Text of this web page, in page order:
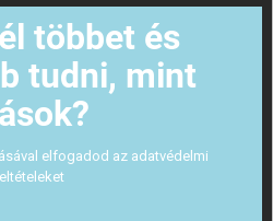
többet és
tudni, mint
elfogadod az adatvédelmi